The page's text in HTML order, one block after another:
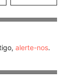
alerte-nos.